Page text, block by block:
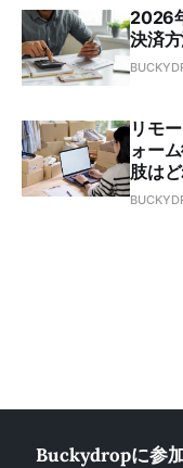
2026
決済
リモ
ォー
肢は
Buckydropに参